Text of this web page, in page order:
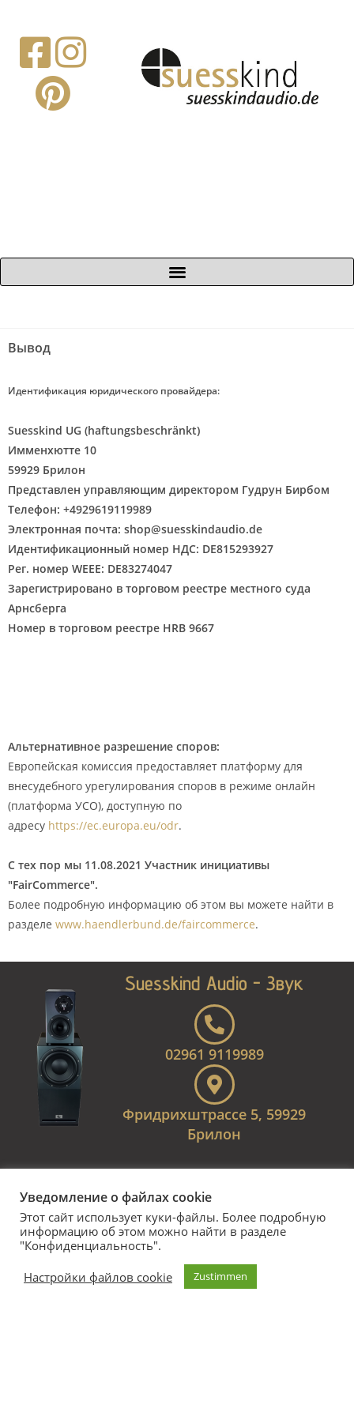
Вывод
Идентификация юридического провайдера:
Suesskind UG (haftungsbeschränkt)
Имменхютте 10
59929 Брилон
Представлен управляющим директором Гудрун Бирбом
Телефон: +4929619119989
Электронная почта: shop@suesskindaudio.de
Идентификационный номер НДС: DE815293927
Рег. номер WEEE: DE83274047
Зарегистрировано в торговом реестре местного суда
Арнсберга
Номер в торговом реестре HRB 9667
Альтернативное разрешение споров:
Европейская комиссия предоставляет платформу для
внесудебного урегулирования споров в режиме онлайн
(платформа УСО), доступную по
адресу https://ec.europa.eu/odr.
С тех пор мы 11.08.2021 Участник инициативы
"FairCommerce".
Более подробную информацию об этом вы можете найти в
разделе www.haendlerbund.de/faircommerce.
Suesskind Audio - Звук
02961 9119989
Фридрихштрассе 5, 59929
Брилон
ОБЩИЕ ПОЛОЖЕНИЯ И УСЛОВИЯ
Защита данных
Связать ответственность
Уведомление о файлах cookie
Этот сайт использует куки-файлы. Более подробную
информацию об этом можно найти в разделе
"Конфиденциальность".
Настройки файлов cookie
Zustimmen